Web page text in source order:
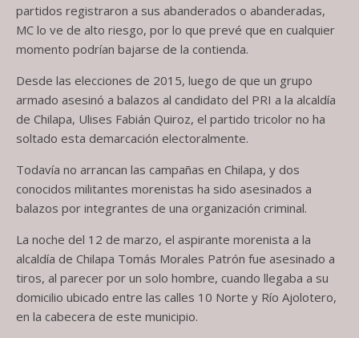
partidos registraron a sus abanderados o abanderadas,
MC lo ve de alto riesgo, por lo que prevé que en cualquier
momento podrían bajarse de la contienda.
Desde las elecciones de 2015, luego de que un grupo
armado asesinó a balazos al candidato del PRI a la alcaldía
de Chilapa, Ulises Fabián Quiroz, el partido tricolor no ha
soltado esta demarcación electoralmente.
Todavía no arrancan las campañas en Chilapa, y dos
conocidos militantes morenistas ha sido asesinados a
balazos por integrantes de una organización criminal.
La noche del 12 de marzo, el aspirante morenista a la
alcaldía de Chilapa Tomás Morales Patrón fue asesinado a
tiros, al parecer por un solo hombre, cuando llegaba a su
domicilio ubicado entre las calles 10 Norte y Río Ajolotero,
en la cabecera de este municipio.